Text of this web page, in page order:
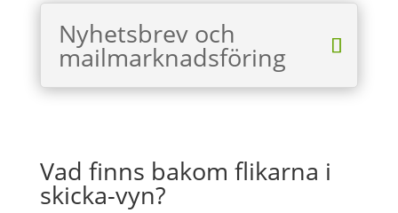
Nyhetsbrev och
mailmarknadsföring
Vad finns bakom flikarna i
skicka-vyn?